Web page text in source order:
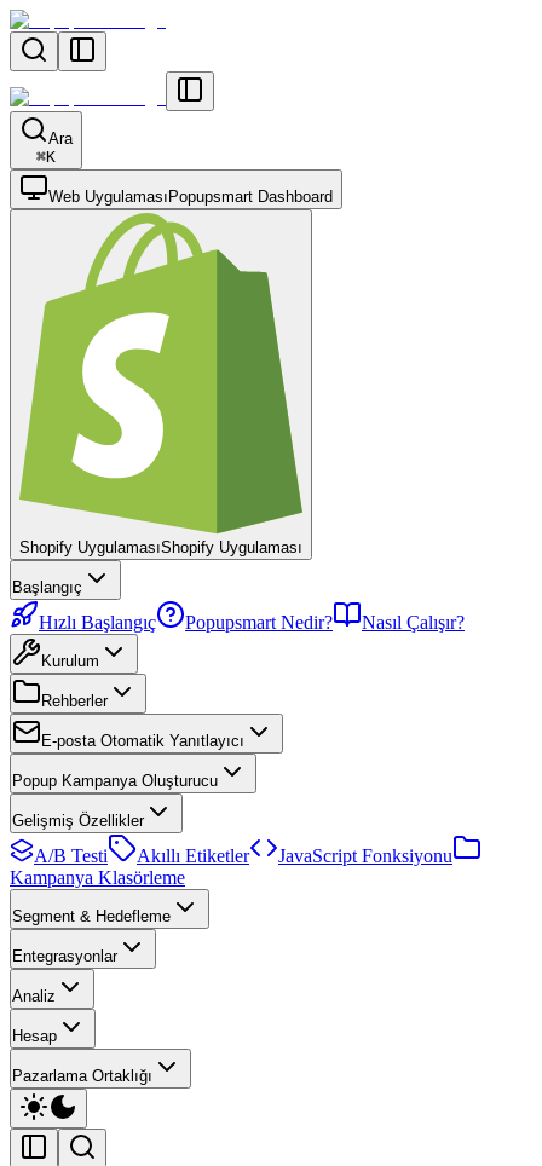
Ara
⌘K
Web Uygulaması Popupsmart Dashboard
Shopify UygulamasıShopify Uygulaması
Başlangıç
Hızlı Başlangıç Popupsmart Nedir? Nasıl Çalışır?
Kurulum
Rehberler
E-posta Otomatik Yanıtlayıcı
Popup Kampanya Oluşturucu
Gelişmiş Özellikler
A/B Testi Akıllı Etiketler
JavaScript Fonksiyonu
Kampanya Klasörleme
Segment & Hedefleme
Entegrasyonlar
Analiz
Hesap
Pazarlama Ortaklığı